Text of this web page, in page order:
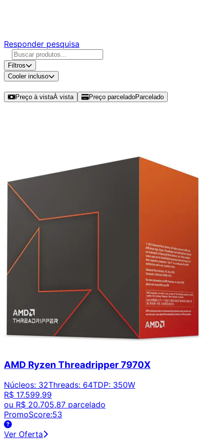
Responder pesquisa
Filtros
Cooler incluso
Preço à vistaÀ vista Preço parceladoParcelado
AMD Ryzen Threadripper 7970X
Núcleos: 32Threads: 64TDP: 350W
R$ 17.599,99
ou R$ 20.705,87 parcelado
PromoScore:53
Ver Oferta